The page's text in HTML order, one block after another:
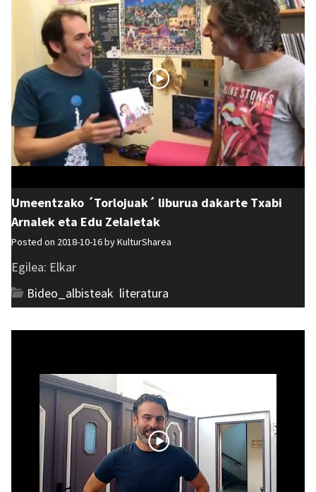
Umeentzako ´Torlojuak´ liburua dakarte Txabi
Arnalek eta Edu Zelaietak
Posted on 2018-10-16 byKulturSharea
Egilea: Elkar
Bideo_albisteak literatura